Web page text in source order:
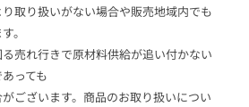
取り扱いがない場合や販売地域内でも
。
売れ行きで原材料供給が追い付かない
っても
ございます。商品のお取り扱いについ